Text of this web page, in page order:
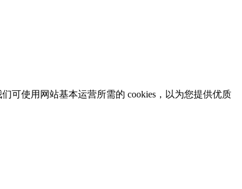
可使用网站基本运营所需的 cookies，以为您提供优质